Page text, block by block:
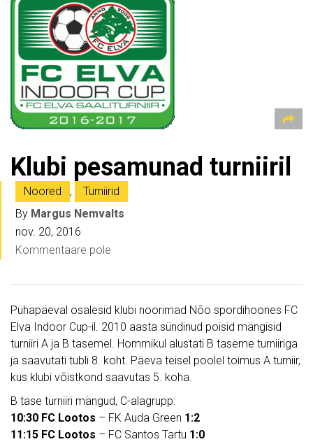
Klubi pesamunad turniiril
Noored ,
Turniirid
By Margus Nemvalts
nov. 20, 2016
Kommentaare pole
Pühapäeval osalesid klubi noorimad Nõo spordihoones FC
Elva Indoor Cup-il. 2010 aasta sündinud poisid mängisid
turniiri A ja B tasemel. Hommikul alustati B taseme turniiriga
ja saavutati tubli 8. koht. Päeva teisel poolel toimus A turniir,
kus klubi võistkond saavutas 5. koha.
B tase turniiri mängud, C-alagrupp:
10:30 FC Lootos – FK Auda Green 1:2
11:15 FC Lootos – FC Santos Tartu 1:0